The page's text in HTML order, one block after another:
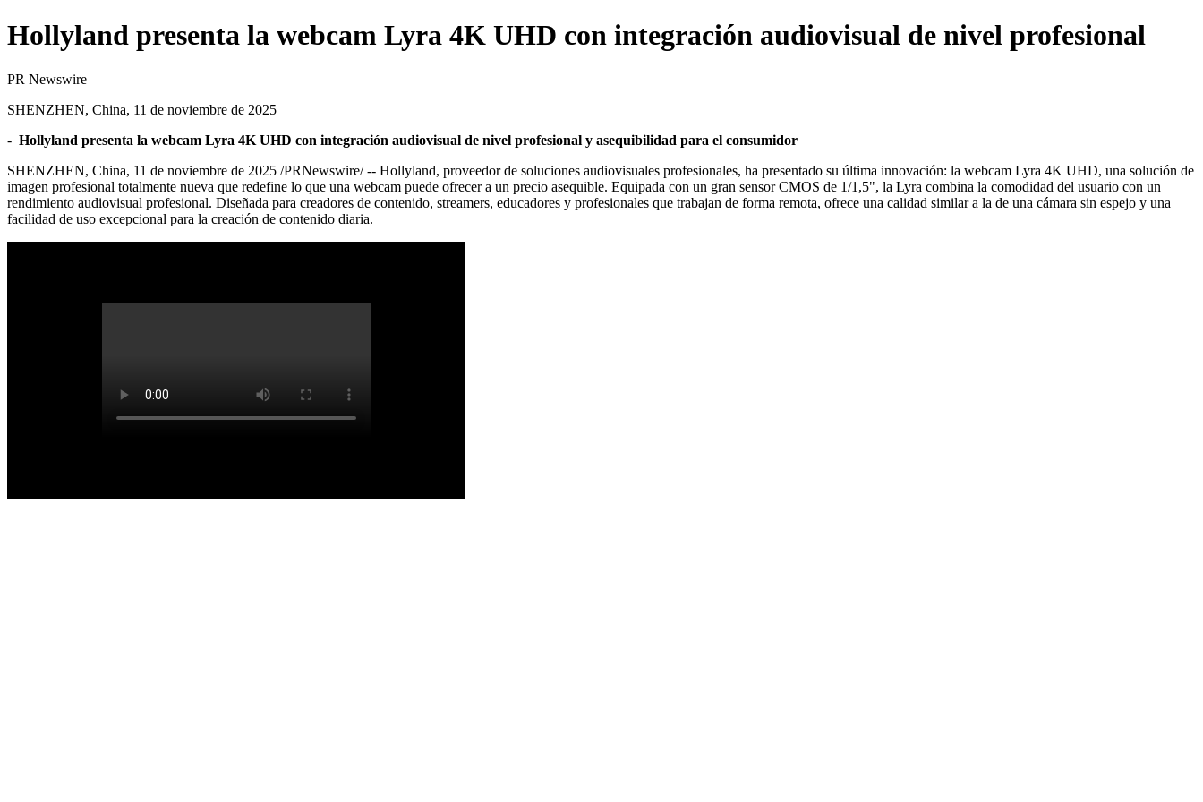
Hollyland presenta la webcam Lyra 4K UHD con integración audiovisual de nivel profesional
PR Newswire
SHENZHEN, China, 11 de noviembre de 2025
- Hollyland presenta la webcam Lyra 4K UHD con integración audiovisual de nivel profesional y asequibilidad para el consumidor
SHENZHEN, China, 11 de noviembre de 2025 /PRNewswire/ -- Hollyland, proveedor de soluciones audiovisuales profesionales, ha presentado su última innovación: la webcam Lyra 4K UHD, una solución de
imagen profesional totalmente nueva que redefine lo que una webcam puede ofrecer a un precio asequible. Equipada con un gran sensor CMOS de 1/1,5", la Lyra combina la comodidad del usuario con un
rendimiento audiovisual profesional. Diseñada para creadores de contenido, streamers, educadores y profesionales que trabajan de forma remota, ofrece una calidad similar a la de una cámara sin espejo y una
facilidad de uso excepcional para la creación de contenido diaria.